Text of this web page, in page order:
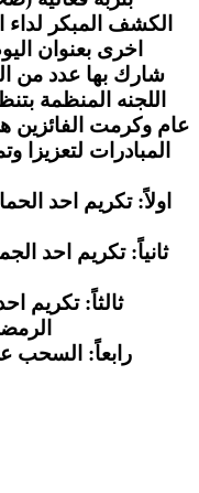
الكشف المبكر
اخرى بعنوان
شارك بها عدد من
عام وكرمت الفائزين
المبادرات لتعزيزا
اولاً: تكريم احد
ثانياً: تكريم احد
ثالثاً: تكريم